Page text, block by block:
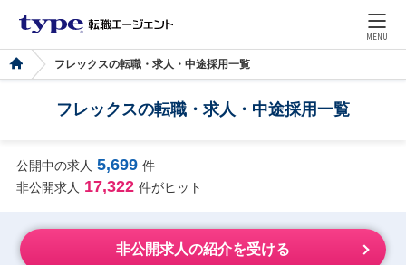
MENU
フレックスの転職・求人・中途採用一覧
フレックスの転職・求人・中途採用一覧
公開中の求人 5,699 件
非公開求人 17,322 件がヒット
非公開求人の紹介を受ける